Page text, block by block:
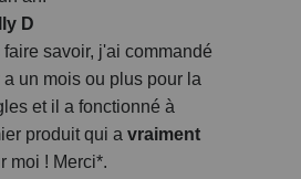
D
savoir, j'ai commandé
un mois ou plus pour la
et il a fonctionné à
produit qui a vraiment
moi ! Merci*.